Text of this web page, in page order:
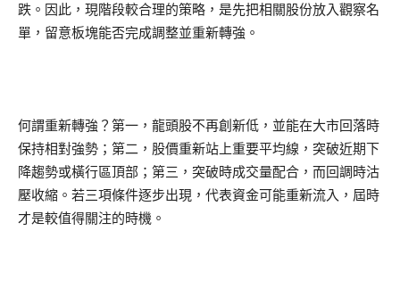
跌。因此，現階段較合理的策略，是先把相關股份放入觀察名
單，留意板塊能否完成調整並重新轉強。
何謂重新轉強？第一，龍頭股不再創新低，並能在大市回落時
保持相對強勢；第二，股價重新站上重要平均線，突破近期下
降趨勢或橫行區頂部；第三，突破時成交量配合，而回調時沽
壓收縮。若三項條件逐步出現，代表資金可能重新流入，屆時
才是較值得關注的時機。